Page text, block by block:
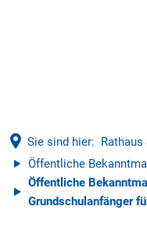
Sie sind hier: Rathaus
Öffentliche
Öffentliche
Grundschulanfänger